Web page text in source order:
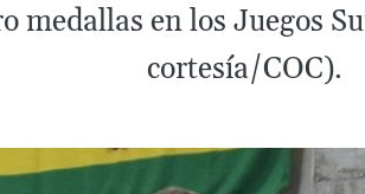
medallas en los Juegos
cortesía/COC).